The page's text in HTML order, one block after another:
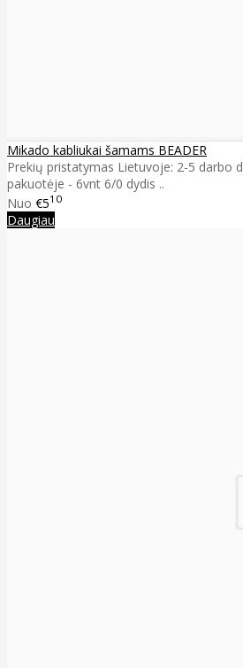
Mikado kabliukai šamams BEADER
Prekių pristatymas Lietuvoje: 2-5 darbo
pakuotėje - 6vnt 6/0 dydis ..
Nuo €510
Daugiau